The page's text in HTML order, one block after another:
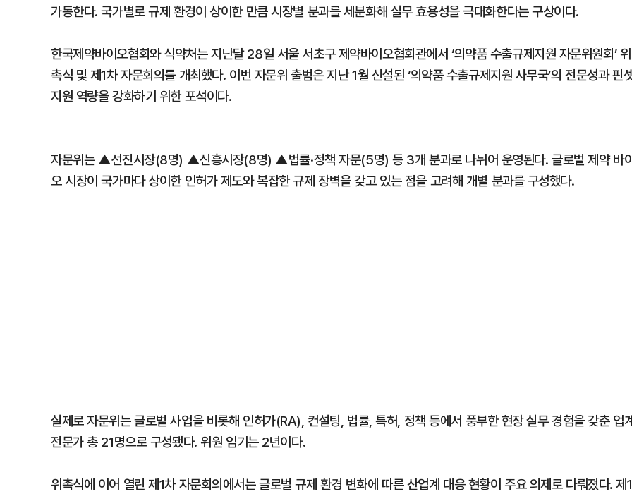
가동한다. 국가별로 규제 환경이 상이한 만큼 시장별 분과를 세분화해 실무 효용성을 극대화한다는 구상이다.
한국제약바이오협회와 식약처는 지난달 28일 서울 서초구 제약바이오협회관에서 ‘의약품 수출규제지원 자문위원회’ 위
촉식 및 제1차 자문회의를 개최했다. 이번 자문위 출범은 지난 1월 신설된 ‘의약품 수출규제지원 사무국’의 전문성과 핀
지원 역량을 강화하기 위한 포석이다.
자문위는 ▲선진시장(8명) ▲신흥시장(8명) ▲법률·정책 자문(5명) 등 3개 분과로 나뉘어 운영된다. 글로벌 제약 바
오 시장이 국가마다 상이한 인허가 제도와 복잡한 규제 장벽을 갖고 있는 점을 고려해 개별 분과를 구성했다.
실제로 자문위는 글로벌 사업을 비롯해 인허가(RA), 컨설팅, 법률, 특허, 정책 등에서 풍부한 현장 실무 경험을 갖춘 업
전문가 총 21명으로 구성됐다. 위원 임기는 2년이다.
위촉식에 이어 열린 제1차 자문회의에서는 글로벌 규제 환경 변화에 따른 산업계 대응 현황이 주요 의제로 다뤄졌다. 제1